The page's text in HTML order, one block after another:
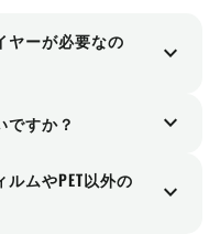
ヤーが必要なの
expand_more
かし、高品質な押
含有量（3%未満）
残りの残留水分を
ですか？ expand_more
水分量を3%以下に
分レベル（例えば
ムやPET以外の
expand_more